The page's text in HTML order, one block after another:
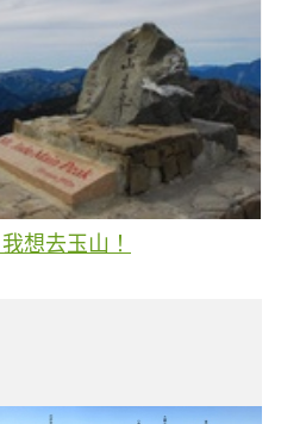
想去玉山！